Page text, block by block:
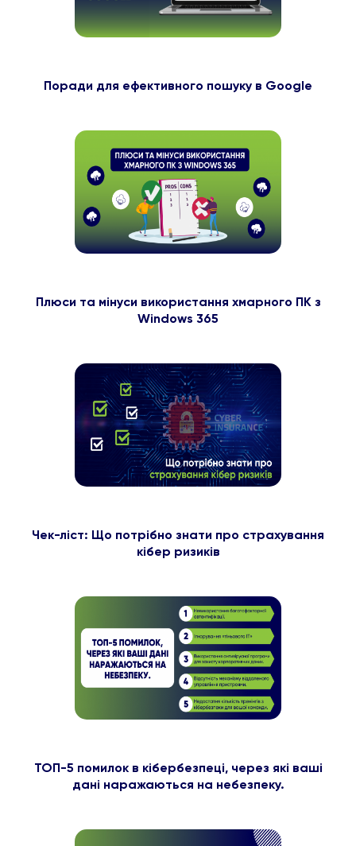
Поради для ефективного пошуку в Google
Плюси та мінуси використання хмарного ПК з
Windows 365
Чек-ліст: Що потрібно знати про страхування
кібер ризиків
ТОП-5 помилок в кібербезпеці, через які ваші
дані наражаються на небезпеку.